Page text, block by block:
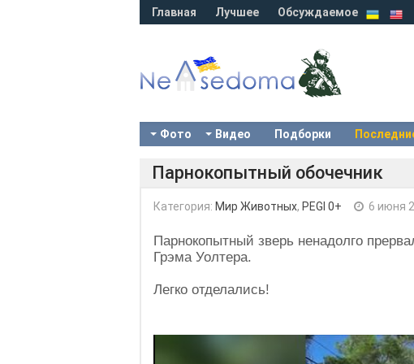
Главная Лучшее Обсуждаемое
Фото Видео Подборки
Парнокопытный обочечник
Категория: Мир Животных, PEGI 0+ 6 июня
Парнокопытный зверь ненадолго
Грэма Уолтера.
Легко отделались!